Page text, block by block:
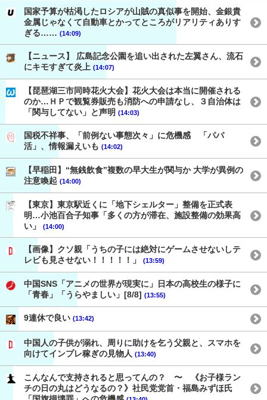
国家予算が枯渇したロシアが山賊の真似事を開始、金銀貴
金属じゃなくて自動車とかってところがリアリティありす
ぎる…… (14:09)
【ニュース】 広島記念公園を追い出された左翼さん、流石
にキモすぎて炎上 (14:07)
【琵琶湖三市同時花火大会】花火大会は本当に開催される
のか…ＨＰで観覧券販売も消防への申請なし、３自治体は
「関与してない」と声明 (14:03)
国税不祥事、「前例ない事態次々」に危機感 「パパ
活」、情報漏えいも (14:02)
【早稲田】“無銭飲食”複数の早大生が関与か 大学が異例の
注意喚起 (14:00)
【東京】東京駅近くに「地下シェルター」整備を正式表
明…小池百合子知事「多くの方が滞在、施設整備の効果高
い」
(14:00)
【画像】クソ親「うちの子には絶対にゲームさせないしテ
レビも見させない！！！！！」
(13:59)
中国SNS「アニメの世界が現実に」日本の高校生の様子に
「青春」「うらやましい」[8/8] (13:55)
9連休で良い (13:42)
中国人の子供が溺れ、周りに助けを乞う父親と、スマホを
向けてインプレ稼ぎの見物人 (13:40)
こんなんで支持されると思ってんの？ 〜 《お子様ラン
チの日の丸はどうなるの？》社民党党首・福島みずほ氏